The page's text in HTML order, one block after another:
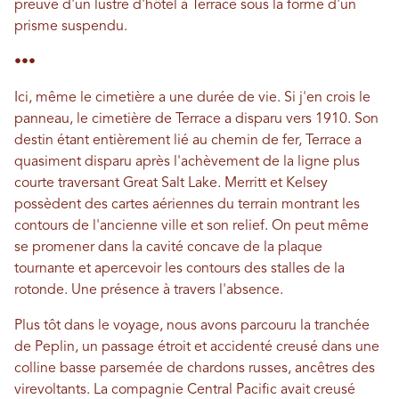
preuve d'un lustre d'hôtel à Terrace sous la forme d'un
prisme suspendu.
•••
Ici, même le cimetière a une durée de vie. Si j'en crois le
panneau, le cimetière de Terrace a disparu vers 1910. Son
destin étant entièrement lié au chemin de fer, Terrace a
quasiment disparu après l'achèvement de la ligne plus
courte traversant Great Salt Lake. Merritt et Kelsey
possèdent des cartes aériennes du terrain montrant les
contours de l'ancienne ville et son relief. On peut même
se promener dans la cavité concave de la plaque
tournante et apercevoir les contours des stalles de la
rotonde. Une présence à travers l'absence.
Plus tôt dans le voyage, nous avons parcouru la tranchée
de Peplin, un passage étroit et accidenté creusé dans une
colline basse parsemée de chardons russes, ancêtres des
virevoltants. La compagnie Central Pacific avait creusé